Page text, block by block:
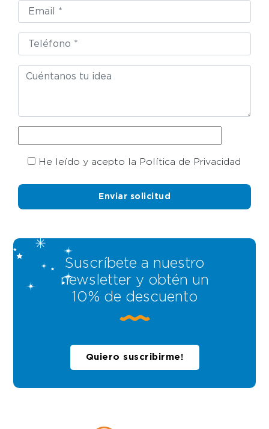
He leído y acepto la Política de Privacidad
Suscríbete a nuestro
newsletter y obtén un
10% de descuento
Quiero suscribirme!